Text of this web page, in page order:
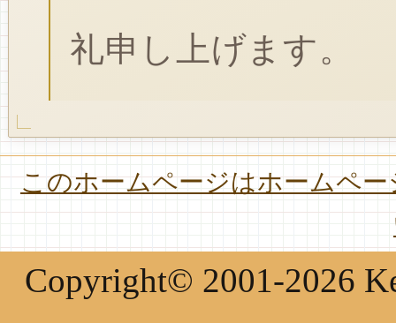
礼申し上げます。
このホームページはホームペ
Copyright© 2001-2026